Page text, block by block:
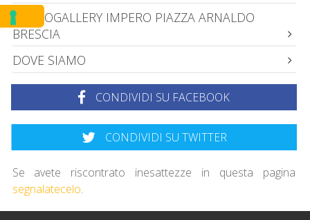
PHOTOGALLERY IMPERO PIAZZA ARNALDO
BRESCIA
DOVE SIAMO
CONDIVIDI SU FACEBOOK
CONDIVIDI SU TWITTER
Se avete riscontrato inesattezze in questa pagina
segnalatecelo.